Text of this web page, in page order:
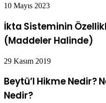
10 Mayıs 2023
İkta Sisteminin
(Maddeler Halinde)
29 Kasım 2019
Beytü’l Hikme Nedir?
Nedir?